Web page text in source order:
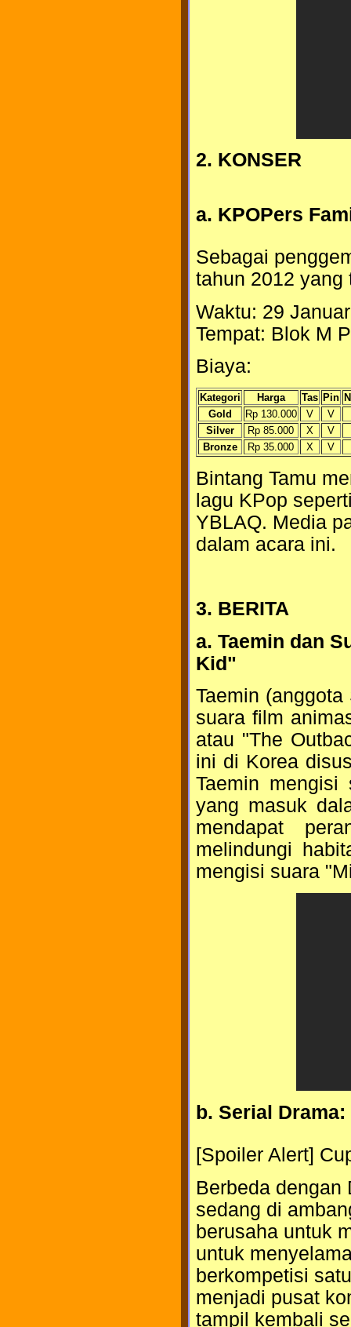
2. KONSER
a. KPOPers
Sebagai
tahun 2012 yang
Waktu: 29
Tempat: Blok M
Biaya:
Kategori Harga Tas Pin
Gold
Rp 130.000 V
V
Silver
Rp 85.000 X
V
Bronze
Rp 35.000 X V
Bintang Tamu
lagu KPop
YBLAQ. Media
dalam acara ini.
3. BERITA
a. Taemin dan
Kid"
Taemin
suara film
atau "The
ini di Korea
Taemin
yang masuk
mendapat
melindungi
mengisi suara
b. Serial
[Spoiler Alert]
Berbeda dengan
sedang di
berusaha untuk
untuk
berkompetisi
menjadi pusat
tampil kembali